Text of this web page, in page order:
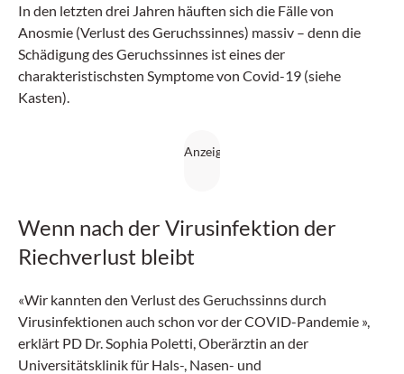
In den letzten drei Jahren häuften sich die Fälle von
Anosmie (Verlust des Geruchssinnes) massiv – denn die
Schädigung des Geruchssinnes ist eines der
charakteristischsten Symptome von Covid-19 (siehe
Kasten).
Wenn nach der Virusinfektion der
Riechverlust bleibt
«Wir kannten den Verlust des Geruchssinns durch
Virusinfektionen auch schon vor der COVID-Pandemie »,
erklärt PD Dr. Sophia Poletti, Oberärztin an der
Universitätsklinik für Hals-, Nasen- und